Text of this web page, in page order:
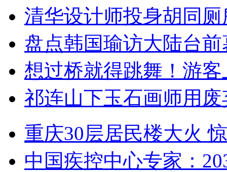
清华设计师投身胡同
盘点韩国瑜访大陆台
想过桥就得跳舞！游客
祁连山下玉石画师用
重庆30层居民楼大火
中国疾控中心专家：